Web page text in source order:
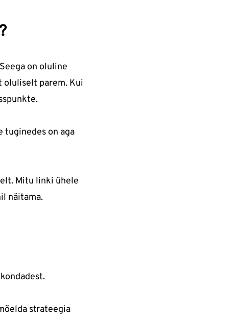
on oluline
oluliselt parem. Kui
tuginedes on aga
Mitu linki ühele
näitama.
strateegia